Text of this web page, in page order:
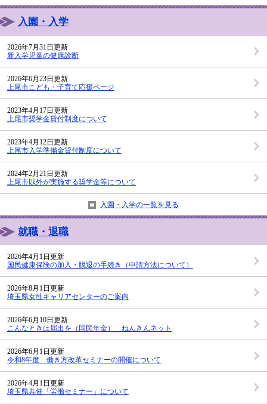
入園・入学
2026年7月31日更新
新入学児童の健康診断
2026年6月23日更新
上尾市こども・子育て応援ページ
2023年4月17日更新
上尾市奨学金貸付制度について
2023年4月12日更新
上尾市入学準備金貸付制度について
2024年2月21日更新
上尾市以外が実施する奨学金等について
入園・入学の一覧を見る
就職・退職
2026年4月1日更新
国民健康保険の加入・脱退の手続き（申請方法について）
2026年8月1日更新
埼玉県女性キャリアセンターのご案内
2026年6月10日更新
こんなときは届出を（国民年金） ねんきんネット
2026年6月1日更新
令和8年度 働き方改革セミナーの開催について
2026年4月1日更新
埼玉県共催「労働セミナー」について